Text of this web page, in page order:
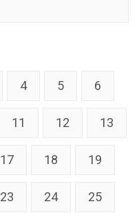
4 5 6
11 12 13
17 18 19
23 24 25